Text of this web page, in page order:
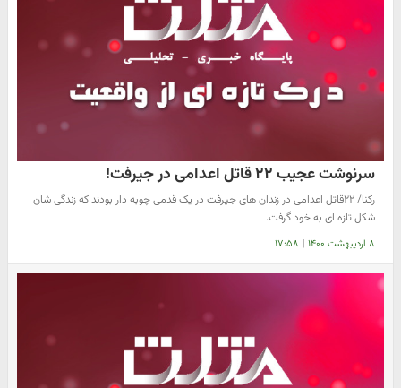
سرنوشت عجیب ۲۲ قاتل اعدامی در جیرفت!
رکنا/ ۲۲قاتل اعدامی در زندان های جیرفت در یک قدمی چوبه دار بودند که زندگی شان
شکل تازه ای به خود گرفت.
۸ اردیبهشت ۱۴۰۰ | ۱۷:۵۸